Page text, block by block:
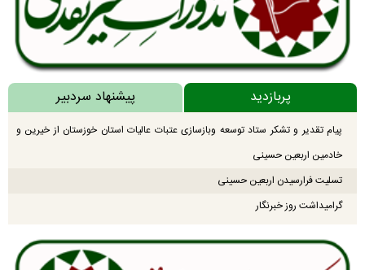
پربازدید پیشنهاد سردبیر
پیام تقدیر و تشکر ستاد توسعه وبازسازی عتبات عالیات استان خوزستان از خیرین و
خادمین اربعین حسینی
تسلیت فرارسیدن اربعین حسینی
گرامیداشت روز خبرنگار